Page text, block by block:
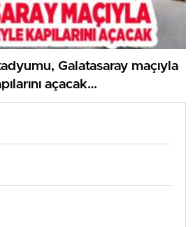
Galatasaray maçıyla
açacak…